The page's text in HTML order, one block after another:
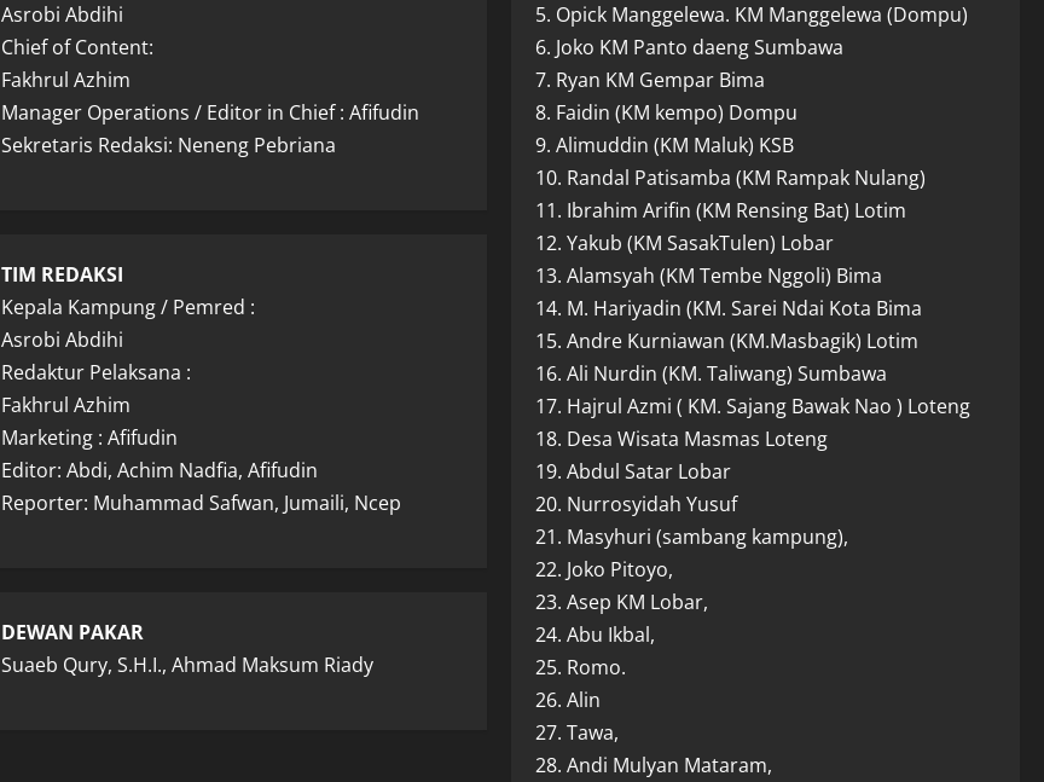
Asrobi Abdihi
Chief of Content:
Fakhrul Azhim
Manager Operations / Editor in Chief : Afifudin
Sekretaris Redaksi: Neneng Pebriana
TIM REDAKSI
Kepala Kampung / Pemred :
Asrobi Abdihi
Redaktur Pelaksana :
Fakhrul Azhim
Marketing : Afifudin
Editor: Abdi, Achim Nadfia, Afifudin
Reporter: Muhammad Safwan, Jumaili, Ncep
DEWAN PAKAR
Suaeb Qury, S.H.I., Ahmad Maksum Riady
5. Opick Manggelewa. KM Manggelewa (Dompu)
6. Joko KM Panto daeng Sumbawa
7. Ryan KM Gempar Bima
8. Faidin (KM kempo) Dompu
9. Alimuddin (KM Maluk) KSB
10. Randal Patisamba (KM Rampak Nulang)
11. Ibrahim Arifin (KM Rensing Bat) Lotim
12. Yakub (KM SasakTulen) Lobar
13. Alamsyah (KM Tembe Nggoli) Bima
14. M. Hariyadin (KM. Sarei Ndai Kota Bima
15. Andre Kurniawan (KM.Masbagik) Lotim
16. Ali Nurdin (KM. Taliwang) Sumbawa
17. Hajrul Azmi ( KM. Sajang Bawak Nao ) Loteng
18. Desa Wisata Masmas Loteng
19. Abdul Satar Lobar
20. Nurrosyidah Yusuf
21. Masyhuri (sambang kampung),
22. Joko Pitoyo,
23. Asep KM Lobar,
24. Abu Ikbal,
25. Romo.
26. Alin
27. Tawa,
28. Andi Mulyan Mataram,